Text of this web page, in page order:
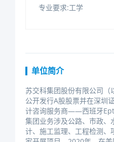
专业要求:工学
单位简介
苏交科集团股份有限公司（
公开发行A股股票并在深圳
计咨询服务商——西班牙
集团业务涉及公路、市政、
计、施工监理、工程检测